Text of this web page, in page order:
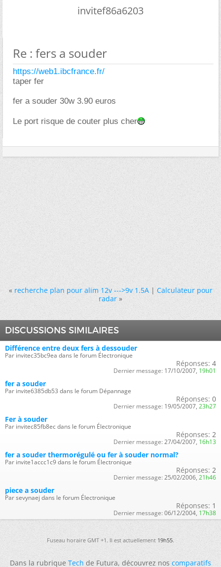
invitef86a6203
Re : fers a souder
https://web1.ibcfrance.fr/
taper fer
fer a souder 30w 3.90 euros
Le port risque de couter plus cher
« recherche plan pour alim 12v --->9v 1.5A|Calculateur pour
radar »
DISCUSSIONS SIMILAIRES
Différence entre deux fers à dessouder
Par invitec35bc9ea dans le forum Électronique
Réponses: 4
Dernier message: 17/10/2007, 19h01
fer a souder
Par invite6385db53 dans le forum Dépannage
Réponses: 0
Dernier message: 19/05/2007, 23h27
Fer à souder
Par invitec85fb8ec dans le forum Électronique
Réponses: 2
Dernier message: 27/04/2007, 16h13
fer a souder thermorégulé ou fer à souder normal?
Par invite1accc1c9 dans le forum Électronique
Réponses: 2
Dernier message: 25/02/2006, 21h46
piece a souder
Par sevynaej dans le forum Électronique
Réponses: 1
Dernier message: 06/12/2004, 17h38
Fuseau horaire GMT +1. Il est actuellement19h55.
Dans la rubriqueTechde Futura, découvrez noscomparatifs